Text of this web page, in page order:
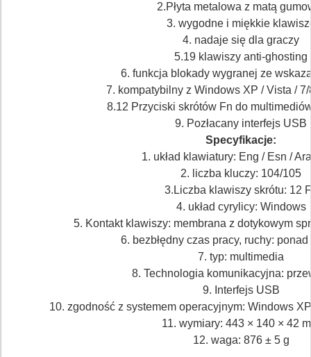
2.Płyta metalowa z matą
3. wygodne i miękkie
4. nadaje się dla graczy
5.19 klawiszy anti-ghosting
6. funkcja blokady wygranej ze
7. kompatybilny z Windows XP / Vista /
8.12 Przyciski skrótów Fn do
9. Pozłacany interfejs USB
Specyfikacje:
1. układ klawiatury: Eng / Esn /
2. liczba kluczy: 104/105
3.Liczba klawiszy skrótu: 12
4. układ cyrylicy: Windows
5. Kontakt klawiszy: membrana z dotykowym
6. bezbłędny czas pracy, ruchy:
7. typ: multimedia
8. Technologia komunikacyjna:
9. Interfejs USB
10. zgodność z systemem operacyjnym: Windows
11. wymiary: 443 × 140 × 42
12. waga: 876 ± 5 g